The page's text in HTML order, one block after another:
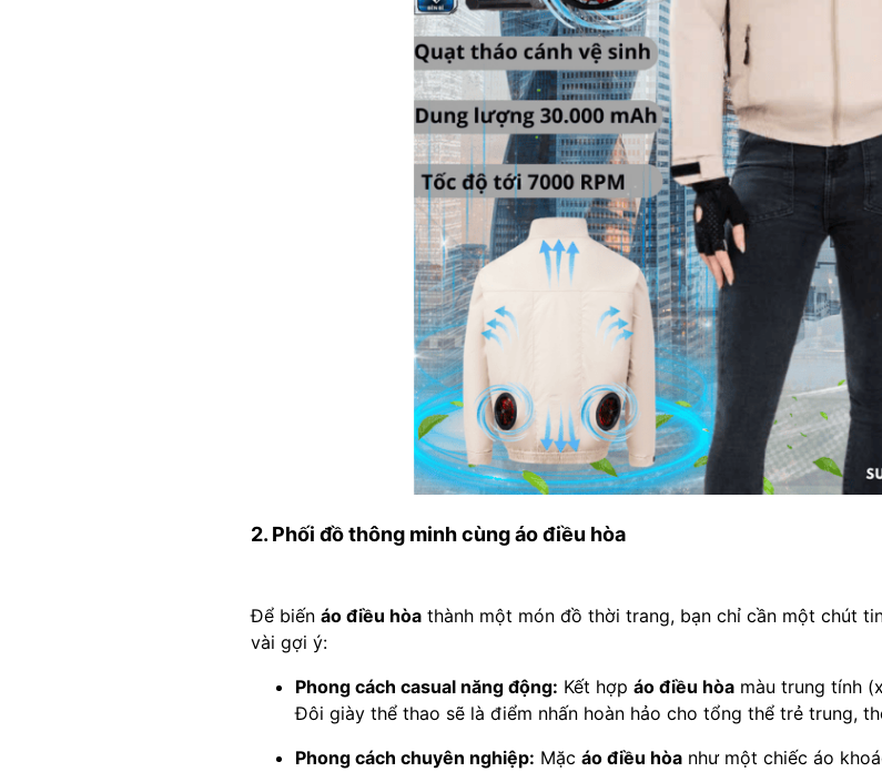
2. Phối đồ thông minh cùng áo điều hòa
Để biến áo điều hòathành một món đồ thời trang, bạn chỉ cần một chút
vài gợi ý:
Phong cách casual năng động: Kết hợp áo điều hòamàu trung tính
Đôi giày thể thao sẽ là điểm nhấn hoàn hảo cho tổng thể trẻ trung,
Phong cách chuyên nghiệp: Mặc áo điều hòanhư một chiếc áo